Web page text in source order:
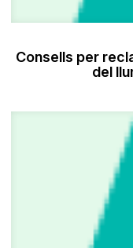
Consells per
del